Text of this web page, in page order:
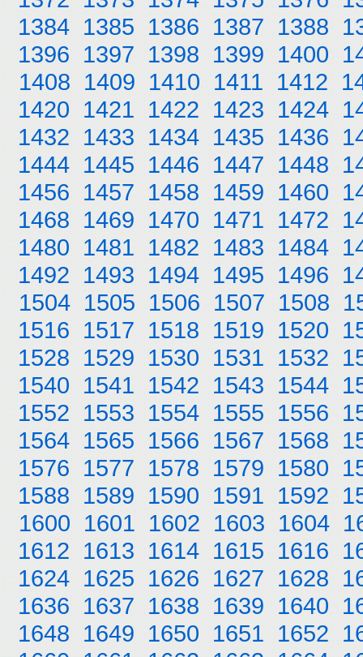
1384 1385 1386 1387 1388
1396 1397 1398 1399 1400
1408 1409 1410 1411 1412
1420 1421 1422 1423 1424
1432 1433 1434 1435 1436
1444 1445 1446 1447 1448
1456 1457 1458 1459 1460
1468 1469 1470 1471 1472
1480 1481 1482 1483 1484
1492 1493 1494 1495 1496
1504 1505 1506 1507 1508
1516 1517 1518 1519 1520
1528 1529 1530 1531 1532
1540 1541 1542 1543 1544
1552 1553 1554 1555 1556
1564 1565 1566 1567 1568
1576 1577 1578 1579 1580
1588 1589 1590 1591 1592
1600 1601 1602 1603 1604
1612 1613 1614 1615 1616
1624 1625 1626 1627 1628
1636 1637 1638 1639 1640
1648 1649 1650 1651 1652